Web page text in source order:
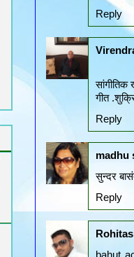
Reply
सांगीतिक
गीत
Reply
madhu
सुन्दर
Reply